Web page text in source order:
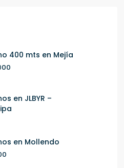
400 mts en Mejía
en JLBYR –
en Mollendo